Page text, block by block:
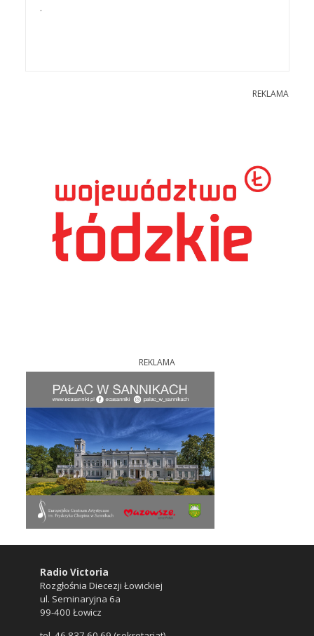
.
REKLAMA
REKLAMA
Radio Victoria
Rozgłośnia Diecezji Łowickiej
ul. Seminaryjna 6a
99-400 Łowicz